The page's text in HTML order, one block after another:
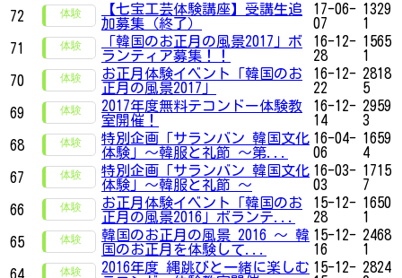
72
【七宝工芸体験講座】受講生追
加募集（終了）
17-06-
07
1329
1
71
「韓国のお正月の風景2017」ボ
ランティア募集！！
16-12-
28
1565
1
70
お正月体験イベント「韓国のお
正月の風景2017」
16-12-
22
2818
5
69
2017年度無料テコンドー体験教
室開催！
16-12-
14
2959
3
68
特別企画「サランバン 韓国文化
体験」～韓服と礼節 ～第...
16-04-
06
1659
4
67
特別企画「サランバン 韓国文化
体験」～韓服と礼節 ～
16-03-
03
1715
7
66
お正月体験イベント「韓国のお
正月の風景2016」ボランテ...
15-12-
28
1650
1
65
韓国のお正月の風景 2016 ～ 韓
国のお正月を体験して...
15-12-
16
2468
1
64
2016年度 縄跳びと一緒に楽しむ 15-12- 2824